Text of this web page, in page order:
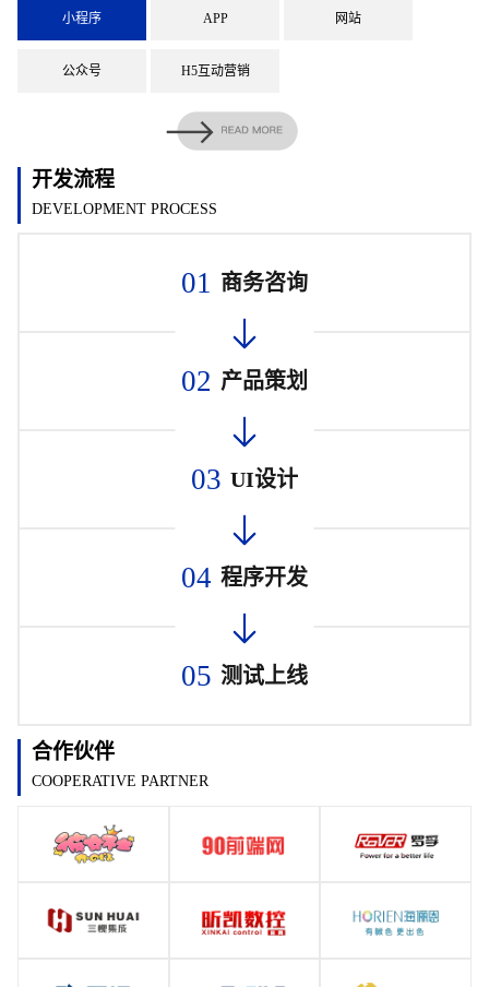
小程序 APP 网站
公众号 H5互动营销
开发流程
DEVELOPMENT PROCESS
01 商务咨询
02 产品策划
03 UI设计
04 程序开发
05 测试上线
合作伙伴
COOPERATIVE PARTNER